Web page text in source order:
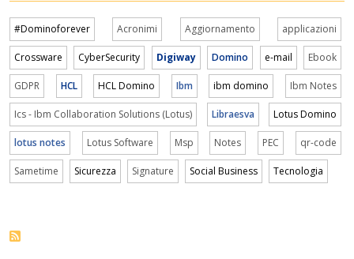
#Dominoforever Acronimi Aggiornamento applicazioni
Crossware CyberSecurity Digiway Domino e-mail Ebook
GDPR HCL HCL Domino Ibm ibm domino Ibm Notes
Ics - Ibm Collaboration Solutions (Lotus) Libraesva Lotus Domino
lotus notes Lotus Software Msp Notes PEC qr-code
Sametime Sicurezza Signature Social Business Tecnologia